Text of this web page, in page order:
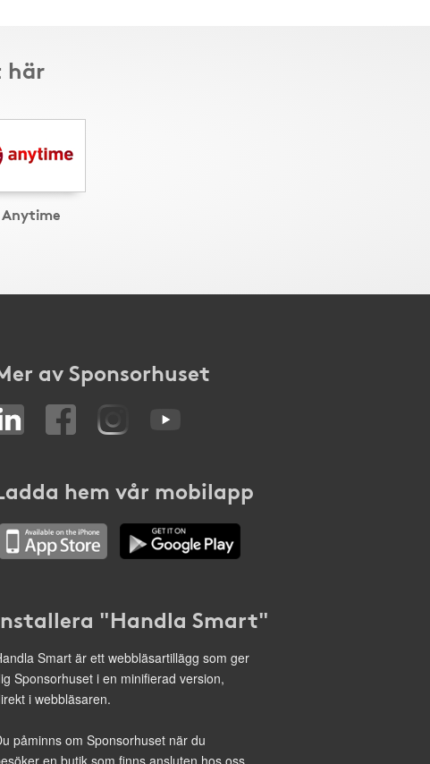
här
Anytime
av Sponsorhuset
hem vår mobilapp
"Handla Smart"
Smart är ett webbläsartillägg som ger
Sponsorhuset i en minifierad version,
i webbläsaren.
påminns om Sponsorhuset när du